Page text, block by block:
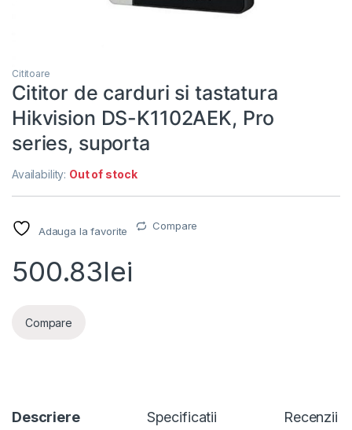
Cititoare
Cititor de carduri si tastatura
Hikvision DS-K1102AEK, Pro
series, suporta
Availability: Out of stock
Adauga la favorite Compare
500.83lei
Compare
Descriere Specificatii Recenzii